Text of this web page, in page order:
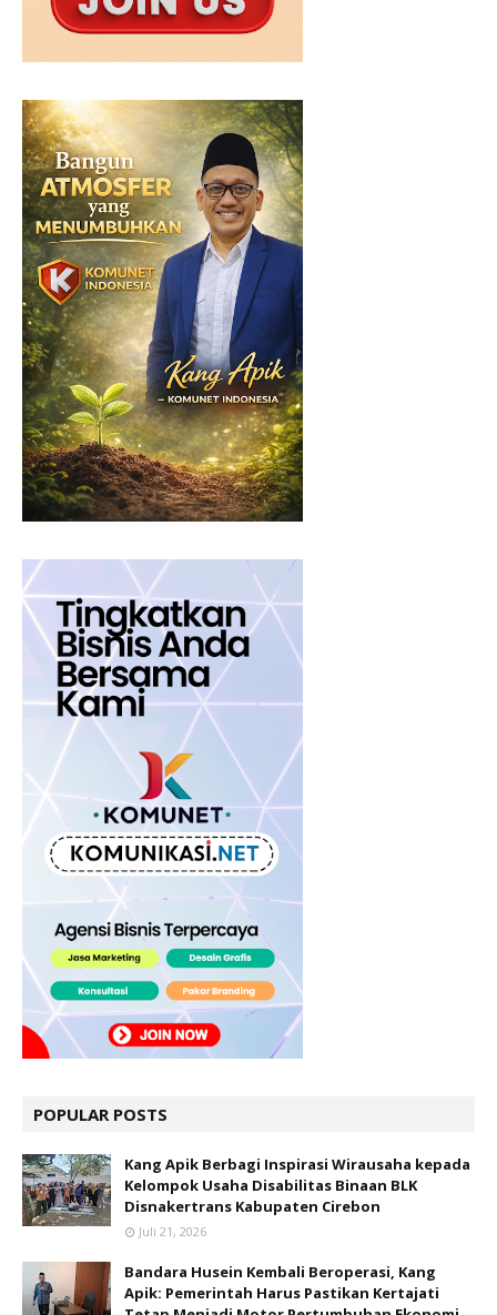
POPULAR POSTS
Kang Apik Berbagi Inspirasi Wirausaha kepada
Kelompok Usaha Disabilitas Binaan BLK
Disnakertrans Kabupaten Cirebon
Juli 21, 2026
Bandara Husein Kembali Beroperasi, Kang
Apik: Pemerintah Harus Pastikan Kertajati